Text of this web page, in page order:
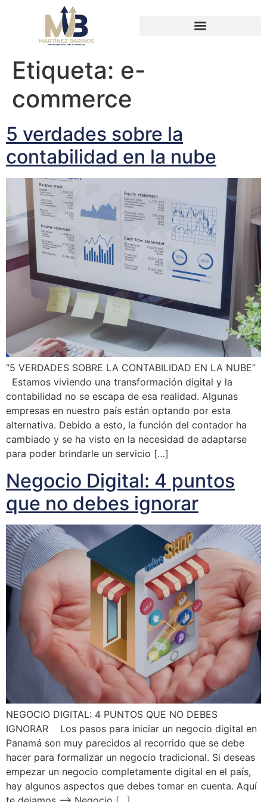
Etiqueta: e-
commerce
5 verdades sobre la
contabilidad en la nube
“5 VERDADES SOBRE LA CONTABILIDAD EN LA NUBE”
Estamos viviendo una transformación digital y la
contabilidad no se escapa de esa realidad. Algunas
empresas en nuestro país están optando por esta
alternativa. Debido a esto, la función del contador ha
cambiado y se ha visto en la necesidad de adaptarse
para poder brindarle un servicio […]
Negocio Digital: 4 puntos
que no debes ignorar
NEGOCIO DIGITAL: 4 PUNTOS QUE NO DEBES
IGNORAR Los pasos para iniciar un negocio digital en
Panamá son muy parecidos al recorrido que se debe
hacer para formalizar un negocio tradicional. Si deseas
empezar un negocio completamente digital en el país,
hay algunos aspectos que debes tomar en cuenta. Aquí